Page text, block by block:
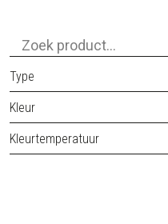
Type
Kleur
Kleurtemperatuur